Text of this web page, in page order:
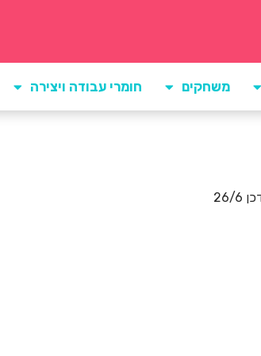
משחקים חומרי עבודה ויצירה
6